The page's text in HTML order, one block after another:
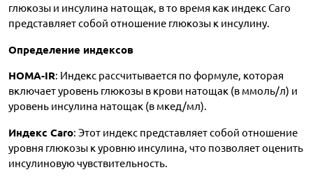
глюкозы и инсулина натощак, в то время как индекс Caro
представляет собой отношение глюкозы к инсулину.
Определение индексов
HOMA-IR: Индекс рассчитывается по формуле, которая
включает уровень глюкозы в крови натощак (в ммоль/л) и
уровень инсулина натощак (в мкед/мл).
Индекс Caro: Этот индекс представляет собой отношение
уровня глюкозы к уровню инсулина, что позволяет оценить
инсулиновую чувствительность.